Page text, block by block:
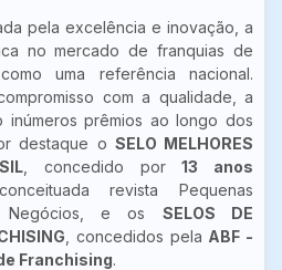
pela excelência e inovação, a
no mercado de franquias de
uma referência nacional.
com a qualidade, a
inúmeros prêmios ao longo dos
destaque o SELO MELHORES
, concedido por13 anos
revista Pequenas
Negócios, e os SELOS DE
, concedidos pela ABF -
Franchising.